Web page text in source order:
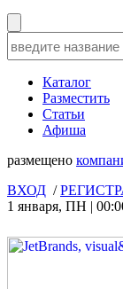
Каталог
Разместить
Статьи
Афиша
размещено
ВХОД /
1 января, ПН |